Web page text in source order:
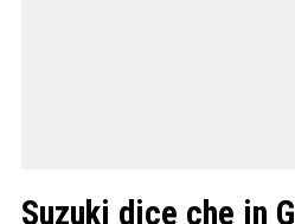
Suzuki dice che in